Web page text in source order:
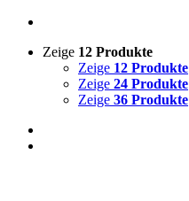
Zeige 12 Produkte
Zeige 12 Produkte
Zeige 24 Produkte
Zeige 36 Produkte